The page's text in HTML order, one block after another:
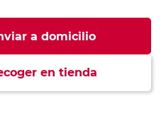
a domicilio
en tienda